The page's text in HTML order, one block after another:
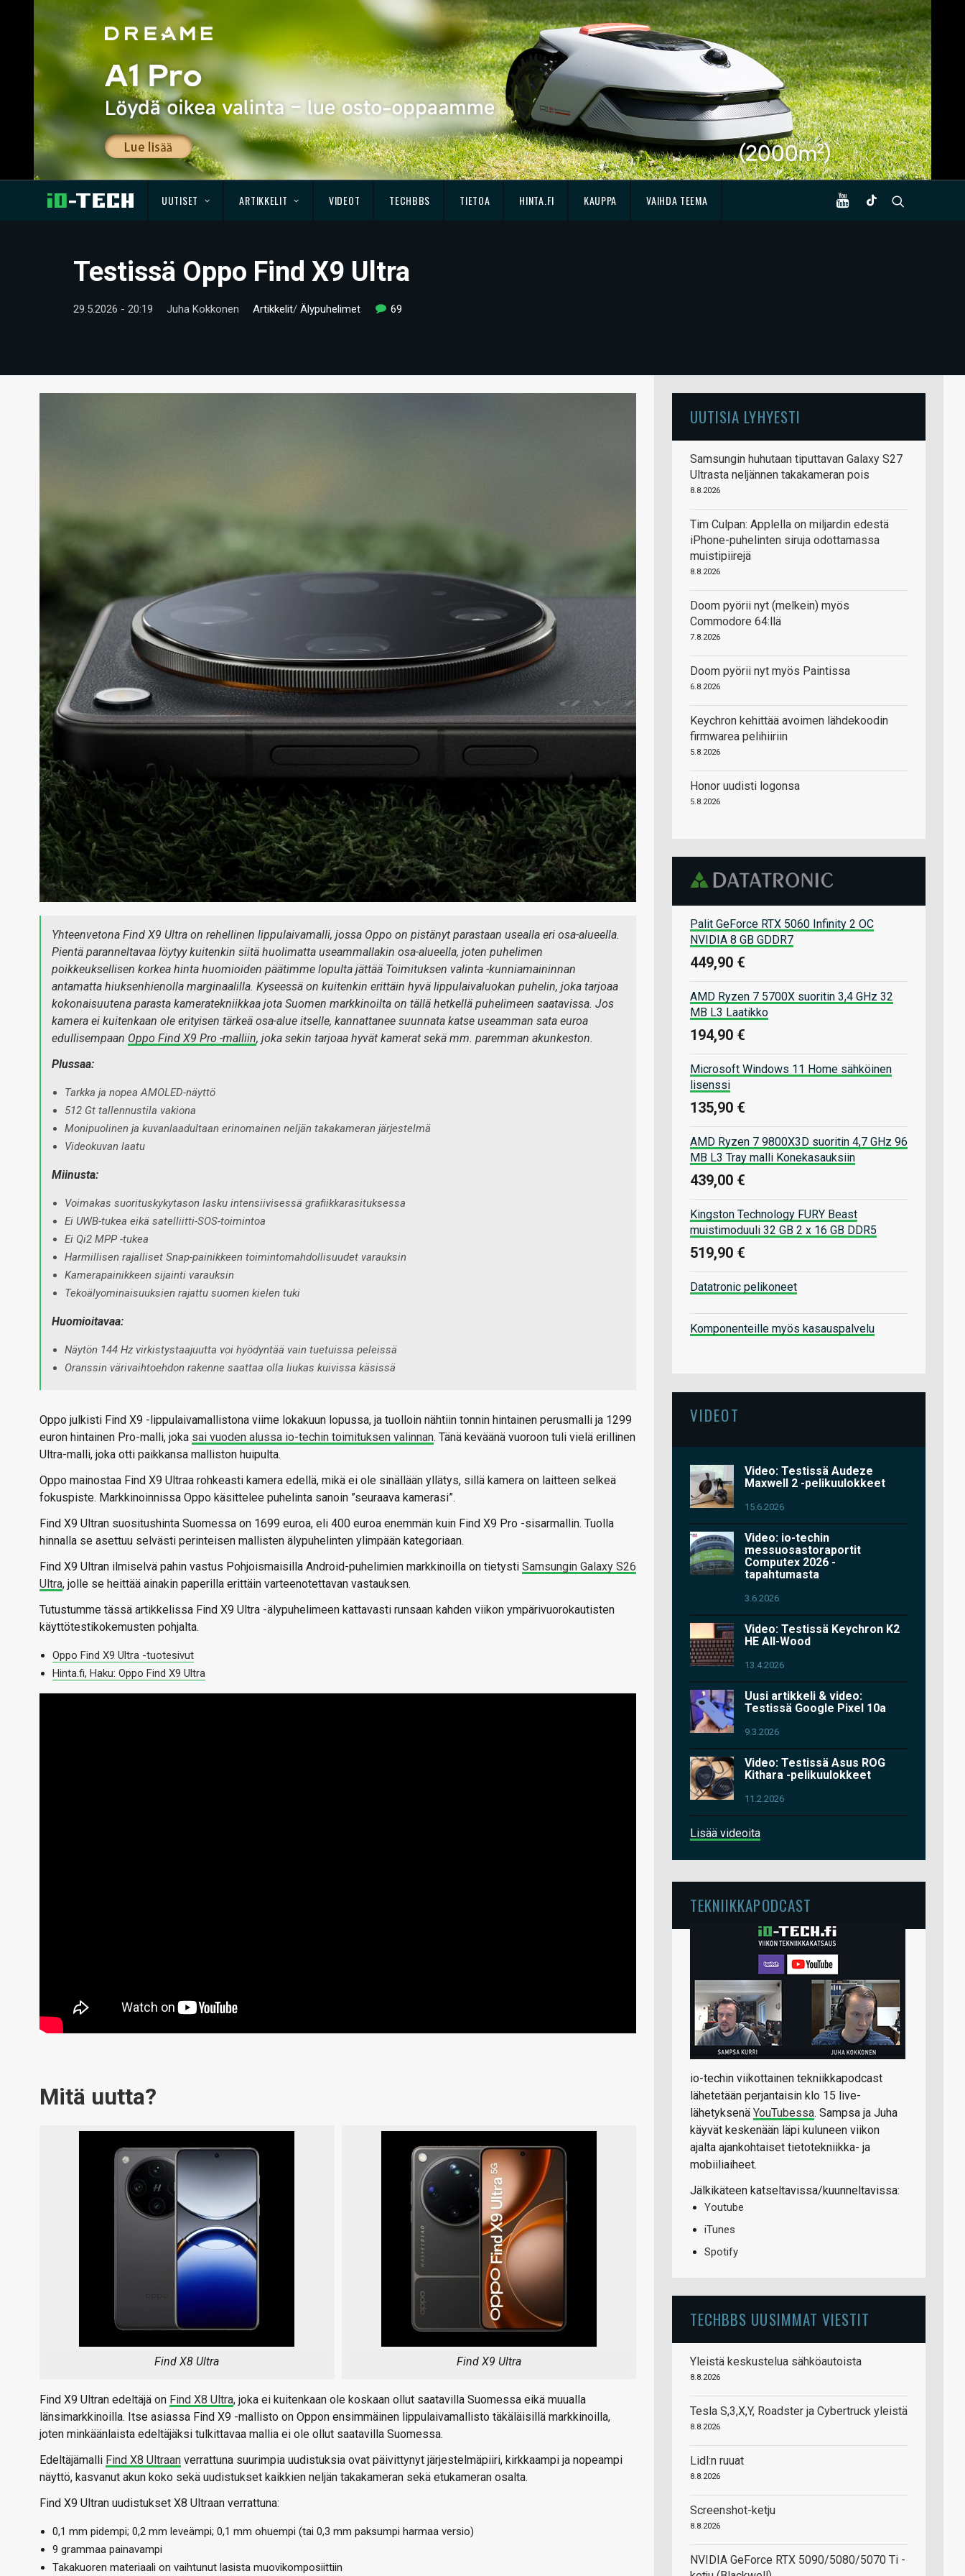
UUTISET ARTIKKELIT VIDEOT TECHBBS TIETOA HINTA.FI KAUPPA VAIHDA TEEMA
Testissä Oppo Find X9 Ultra
29.5.2026 - 20:19 Juha Kokkonen Artikkelit/ Älypuhelimet 69
Yhteenvetona Find X9 Ultra on rehellinen lippulaivamalli, jossa Oppo on pistänyt parastaan usealla eri osa-alueella.
Pientä paranneltavaa löytyy kuitenkin siitä huolimatta useammallakin osa-alueella, joten puhelimen
poikkeuksellisen korkea hinta huomioiden päätimme lopulta jättää Toimituksen valinta -kunniamaininnan
antamatta hiuksenhienolla marginaalilla. Kyseessä on kuitenkin erittäin hyvä lippulaivaluokan puhelin, joka tarjoaa
kokonaisuutena parasta kameratekniikkaa jota Suomen markkinoilta on tällä hetkellä puhelimeen saatavissa. Jos
kamera ei kuitenkaan ole erityisen tärkeä osa-alue itselle, kannattanee suunnata katse useamman sata euroa
edullisempaan Oppo Find X9 Pro -malliin, joka sekin tarjoaa hyvät kamerat sekä mm. paremman akunkeston.
Plussaa:
Tarkka ja nopea AMOLED-näyttö
512 Gt tallennustila vakiona
Monipuolinen ja kuvanlaadultaan erinomainen neljän takakameran järjestelmä
Videokuvan laatu
Miinusta:
Voimakas suorituskykytason lasku intensiivisessä grafiikkarasituksessa
Ei UWB-tukea eikä satelliitti-SOS-toimintoa
Ei Qi2 MPP -tukea
Harmillisen rajalliset Snap-painikkeen toimintomahdollisuudet varauksin
Kamerapainikkeen sijainti varauksin
Tekoälyominaisuuksien rajattu suomen kielen tuki
Huomioitavaa:
Näytön 144 Hz virkistystaajuutta voi hyödyntää vain tuetuissa peleissä
Oranssin värivaihtoehdon rakenne saattaa olla liukas kuivissa käsissä
Oppo julkisti Find X9 -lippulaivamallistona viime lokakuun lopussa, ja tuolloin nähtiin tonnin hintainen perusmalli ja 1299
euron hintainen Pro-malli, joka sai vuoden alussa io-techin toimituksen valinnan. Tänä keväänä vuoroon tuli vielä erillinen
Ultra-malli, joka otti paikkansa malliston huipulta.
Oppo mainostaa Find X9 Ultraa rohkeasti kamera edellä, mikä ei ole sinällään yllätys, sillä kamera on laitteen selkeä
fokuspiste. Markkinoinnissa Oppo käsittelee puhelinta sanoin ”seuraava kamerasi”.
Find X9 Ultran suositushinta Suomessa on 1699 euroa, eli 400 euroa enemmän kuin Find X9 Pro -sisarmallin. Tuolla
hinnalla se asettuu selvästi perinteisen mallisten älypuhelinten ylimpään kategoriaan.
Find X9 Ultran ilmiselvä pahin vastus Pohjoismaisilla Android-puhelimien markkinoilla on tietysti Samsungin Galaxy S26
Ultra, jolle se heittää ainakin paperilla erittäin varteenotettavan vastauksen.
Tutustumme tässä artikkelissa Find X9 Ultra -älypuhelimeen kattavasti runsaan kahden viikon ympärivuorokautisten
käyttötestikokemusten pohjalta.
Oppo Find X9 Ultra -tuotesivut
Hinta.fi, Haku: Oppo Find X9 Ultra
Mitä uutta?
Find X8 Ultra Find X9 Ultra
Find X9 Ultran edeltäjä on Find X8 Ultra, joka ei kuitenkaan ole koskaan ollut saatavilla Suomessa eikä muualla
länsimarkkinoilla. Itse asiassa Find X9 -mallisto on Oppon ensimmäinen lippulaivamallisto täkäläisillä markkinoilla,
joten minkäänlaista edeltäjäksi tulkittavaa mallia ei ole ollut saatavilla Suomessa.
Edeltäjämalli Find X8 Ultraan verrattuna suurimpia uudistuksia ovat päivittynyt järjestelmäpiiri, kirkkaampi ja nopeampi
näyttö, kasvanut akun koko sekä uudistukset kaikkien neljän takakameran sekä etukameran osalta.
Find X9 Ultran uudistukset X8 Ultraan verrattuna:
0,1 mm pidempi; 0,2 mm leveämpi; 0,1 mm ohuempi (tai 0,3 mm paksumpi harmaa versio)
9 grammaa painavampi
Takakuoren materiaali on vaihtunut lasista muovikomposiittiin
UUTISIA LYHYESTI
Samsungin huhutaan tiputtavan Galaxy S27
Ultrasta neljännen takakameran pois
8.8.2026
Tim Culpan: Applella on miljardin edestä
iPhone-puhelinten siruja odottamassa
muistipiirejä
8.8.2026
Doom pyörii nyt (melkein) myös
Commodore 64:llä
7.8.2026
Doom pyörii nyt myös Paintissa
6.8.2026
Keychron kehittää avoimen lähdekoodin
firmwarea pelihiiriin
5.8.2026
Honor uudisti logonsa
5.8.2026
Palit GeForce RTX 5060 Infinity 2 OC
NVIDIA 8 GB GDDR7
449,90 €
AMD Ryzen 7 5700X suoritin 3,4 GHz 32
MB L3 Laatikko
194,90 €
Microsoft Windows 11 Home sähköinen
lisenssi
135,90 €
AMD Ryzen 7 9800X3D suoritin 4,7 GHz 96
MB L3 Tray malli Konekasauksiin
439,00 €
Kingston Technology FURY Beast
muistimoduuli 32 GB 2 x 16 GB DDR5
519,90 €
Datatronic pelikoneet
Komponenteille myös kasauspalvelu
VIDEOT
Video: Testissä Audeze
Maxwell 2 -pelikuulokkeet
15.6.2026
Video: io-techin
messuosastoraportit
Computex 2026 -
tapahtumasta
3.6.2026
Video: Testissä Keychron K2
HE All-Wood
13.4.2026
Uusi artikkeli & video:
Testissä Google Pixel 10a
9.3.2026
Video: Testissä Asus ROG
Kithara -pelikuulokkeet
11.2.2026
Lisää videoita
TEKNIIKKAPODCAST
io-techin viikottainen tekniikkapodcast
lähetetään perjantaisin klo 15 live-
lähetyksenä YouTubessa. Sampsa ja Juha
käyvät keskenään läpi kuluneen viikon
ajalta ajankohtaiset tietotekniikka- ja
mobiiliaiheet.
Jälkikäteen katseltavissa/kuunneltavissa:
Youtube
iTunes
Spotify
TECHBBS UUSIMMAT VIESTIT
Yleistä keskustelua sähköautoista
8.8.2026
Tesla S,3,X,Y, Roadster ja Cybertruck yleistä
8.8.2026
Lidl:n ruuat
8.8.2026
Screenshot-ketju
8.8.2026
NVIDIA GeForce RTX 5090/5080/5070 Ti -